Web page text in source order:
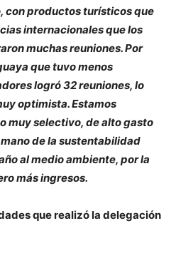
con productos turísticos que
internacionales que los
muchas reuniones. Por
que tuvo menos
logró 32 reuniones, lo
optimista. Estamos
muy selectivo, de alto gasto
de la sustentabilidad
al medio ambiente, por la
más ingresos.
que realizó la delegación